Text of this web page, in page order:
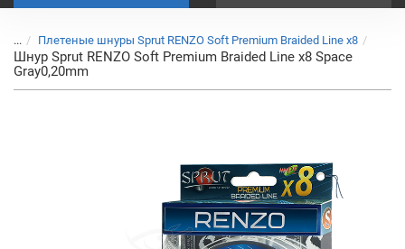
... Плетеные шнуры Sprut RENZO Soft Premium Braided Line x8
Шнур Sprut RENZO Soft Premium Braided Line x8 Space
Gray0,20mm